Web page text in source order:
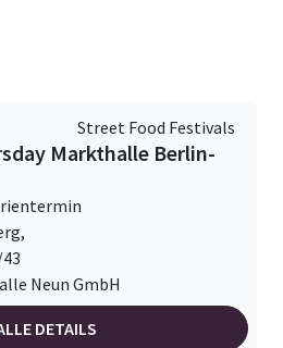
Street Food Festivals
Markthalle Berlin-
Neun GmbH
DETAILS